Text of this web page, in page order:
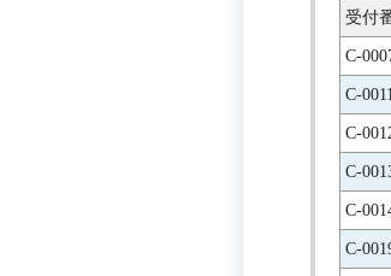
受付
C-
C-
C-
C-
C-
C-